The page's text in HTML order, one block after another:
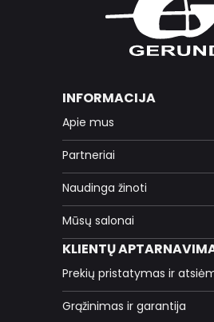
INFORMACIJA
Apie mus
Partneriai
Naudinga žinoti
Mūsų salonai
KLIENTŲ
Prekių pristatymas ir
Grąžinimas ir garantija